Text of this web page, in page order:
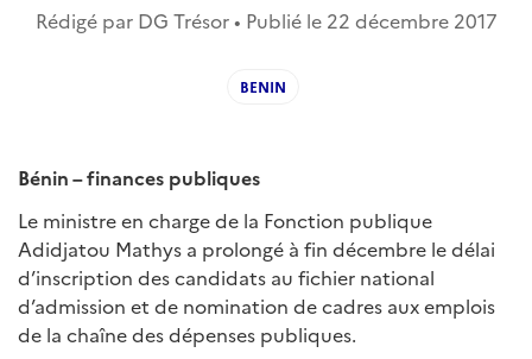
Rédigé par DG Trésor • Publié le 22 décembre 2017
BENIN
Bénin – finances publiques
Le ministre en charge de la Fonction publique
Adidjatou Mathys a prolongé à fin décembre le délai
d’inscription des candidats au fichier national
d’admission et de nomination de cadres aux emplois
de la chaîne des dépenses publiques.